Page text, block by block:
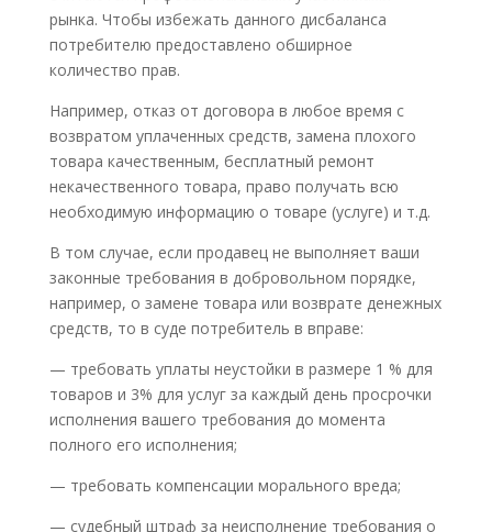
рынка. Чтобы избежать данного дисбаланса
потребителю предоставлено обширное
количество прав.
Например, отказ от договора в любое время с
возвратом уплаченных средств, замена плохого
товара качественным, бесплатный ремонт
некачественного товара, право получать всю
необходимую информацию о товаре (услуге) и т.д.
В том случае, если продавец не выполняет ваши
законные требования в добровольном порядке,
например, о замене товара или возврате денежных
средств, то в суде потребитель в вправе:
— требовать уплаты неустойки в размере 1 % для
товаров и 3% для услуг за каждый день просрочки
исполнения вашего требования до момента
полного его исполнения;
— требовать компенсации морального вреда;
— судебный штраф за неисполнение требования о